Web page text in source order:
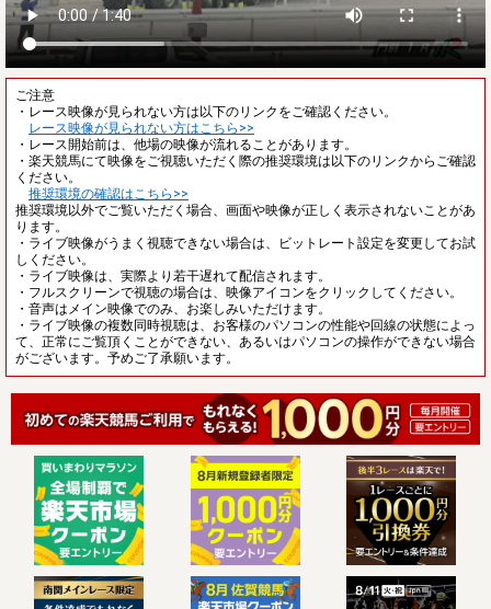
ご注意
・レース映像が見られない方は以下のリンクをご確認ください。
レース映像が見られない方はこちら>>
・レース開始前は、他場の映像が流れることがあります。
・楽天競馬にて映像をご視聴いただく際の推奨環境は以下のリンクからご確認
ください。
推奨環境の確認はこちら>>
推奨環境以外でご覧いただく場合、画面や映像が正しく表示されないことがあ
ります。
・ライブ映像がうまく視聴できない場合は、ビットレート設定を変更してお試
しください。
・ライブ映像は、実際より若干遅れて配信されます。
・フルスクリーンで視聴の場合は、映像アイコンをクリックしてください。
・音声はメイン映像でのみ、お楽しみいただけます。
・ライブ映像の複数同時視聴は、お客様のパソコンの性能や回線の状態によっ
て、正常にご覧頂くことができない、あるいはパソコンの操作ができない場合
がございます。予めご了承願います。